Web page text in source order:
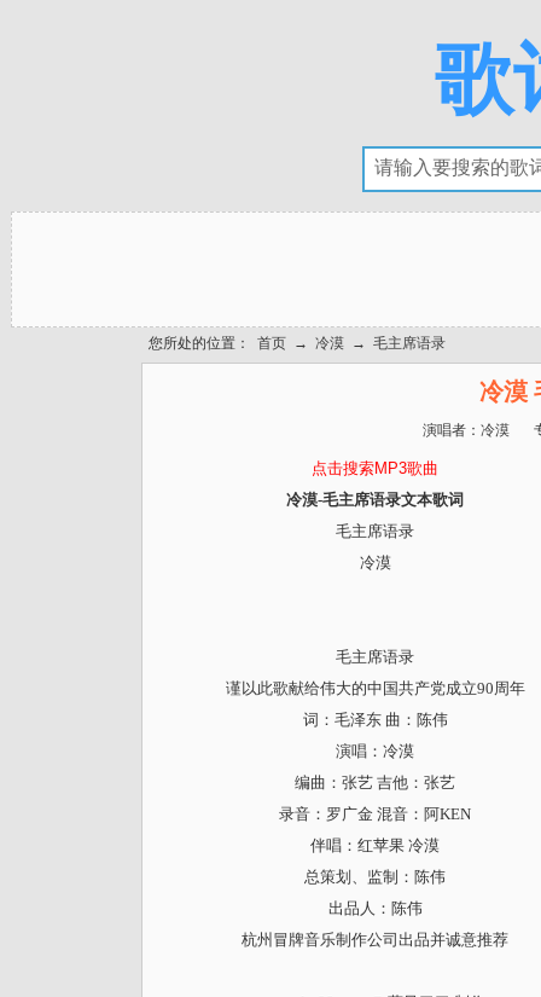
歌
您所处的位置： 首页 → 冷漠 → 毛主席语录
冷漠
演唱者： 冷漠
点击搜索MP3歌曲
冷漠-毛主席语录文本歌词
毛主席语录
冷漠
毛主席语录
谨以此歌献给伟大的中国共产党成立90周年
词：毛泽东 曲：陈伟
演唱：冷漠
编曲：张艺 吉他：张艺
录音：罗广金 混音：阿KEN
伴唱：红苹果 冷漠
总策划、监制：陈伟
出品人：陈伟
杭州冒牌音乐制作公司出品并诚意推荐